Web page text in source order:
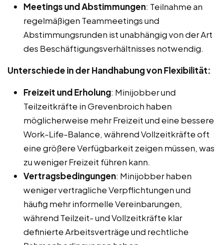
Meetings und Abstimmungen: Teilnahme an
regelmäßigen Teammeetings und
Abstimmungsrunden ist unabhängig von der Art
des Beschäftigungsverhältnisses notwendig.
Unterschiede in der Handhabung von Flexibilität:
Freizeit und Erholung: Minijobber und
Teilzeitkräfte in Grevenbroich haben
möglicherweise mehr Freizeit und eine bessere
Work-Life-Balance, während Vollzeitkräfte oft
eine größere Verfügbarkeit zeigen müssen, was
zu weniger Freizeit führen kann.
Vertragsbedingungen: Minijobber haben
weniger vertragliche Verpflichtungen und
häufig mehr informelle Vereinbarungen,
während Teilzeit- und Vollzeitkräfte klar
definierte Arbeitsverträge und rechtliche